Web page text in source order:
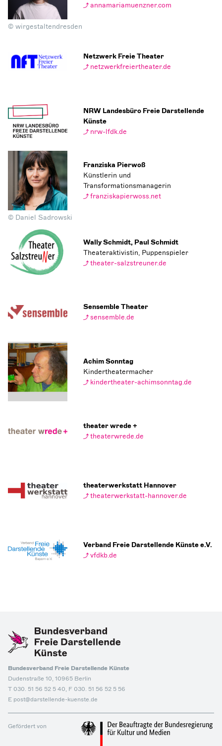
annamariamuenzner.com
© wirgestaltendresden
Netzwerk Freie Theater
netzwerkfreiertheater.de
NRW Landesbüro Freie Darstellende
Künste
nrw-lfdk.de
Franziska Pierwoß
Künstlerin und
Transformationsmanagerin
franziskapierwoss.net
© Daniel Sadrowski
Wally Schmidt, Paul Schmidt
Theateraktivistin, Puppenspieler
theater-salzstreuner.de
Sensemble Theater
sensemble.de
Achim Sonntag
Kindertheatermacher
kindertheater-achimsonntag.de
theater wrede +
theaterwrede.de
theaterwerkstatt Hannover
theaterwerkstatt-hannover.de
Verband Freie Darstellende Künste e.V.
vfdkb.de
Bundesverband Freie Darstellende Künste
Dudenstraße 10, 10965 Berlin
T 030. 51 56 52 5 40, F 030. 51 56 52 5 56
E post@darstellende-kuenste.de
Gefördert von